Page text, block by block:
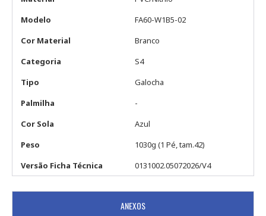
Modelo
FA60-W1B5-02
Cor Material
Branco
Categoria
S4
Tipo
Galocha
Palmilha
-
Cor Sola
Azul
Peso
1030g (1 Pé, tam.42)
Versão Ficha Técnica
0131002.05072026/V4
ANEXOS